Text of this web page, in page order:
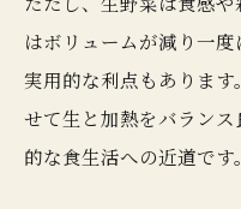
はボリュームが減り一
実用的な利点もありま
せて生と加熱をバラン
的な食生活への近道です。